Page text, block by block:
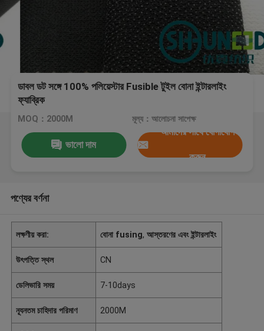
ডাবল ডট সঙ্গে 100% পলিয়েস্টার Fusible টুইল বোনা ইন্টারলাইং
ফ্যাব্রিক
MOQ：2000M মূল্য：আলোচনা সাপেক্ষ
ভালো দাম
আমাদের সাথে যোগাযোগ
করুন
পণ্যের বর্ণনা
লক্ষণীয় করা: বোনা fusing,আস্তরণের এবং ইন্টারলাইং
উৎপত্তি স্থল CN
ডেলিভারি সময় 7-10days
ন্যূনতম চাহিদার পরিমাণ 2000M